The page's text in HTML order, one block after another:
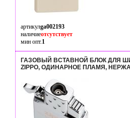
артикулga002193
наличиеотсутствует
мин опт.1
ГАЗОВЫЙ ВСТАВНОЙ БЛОК ДЛЯ
ZIPPO, ОДИНАРНОЕ ПЛАМЯ,